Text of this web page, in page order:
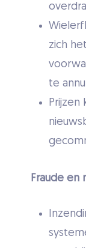
zich
te
Prijzen
Fraude en